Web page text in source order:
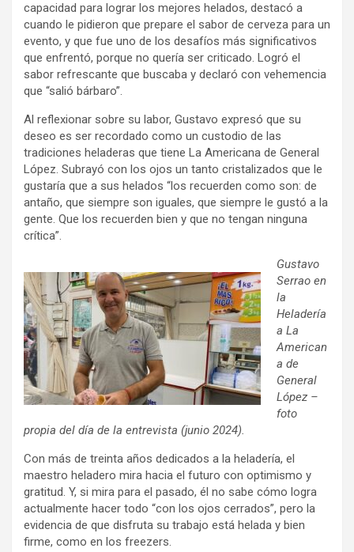
capacidad para lograr los mejores helados, destacó a
cuando le pidieron que prepare el sabor de cerveza para un
evento, y que fue uno de los desafíos más significativos
que enfrentó, porque no quería ser criticado. Logró el
sabor refrescante que buscaba y declaró con vehemencia
que “salió bárbaro”.
Al reflexionar sobre su labor, Gustavo expresó que su
deseo es ser recordado como un custodio de las
tradiciones heladeras que tiene La Americana de General
López. Subrayó con los ojos un tanto cristalizados que le
gustaría que a sus helados “los recuerden como son: de
antaño, que siempre son iguales, que siempre le gustó a la
gente. Que los recuerden bien y que no tengan ninguna
crítica”.
Gustavo
Serrao en
la
Heladería
a La
American
a de
General
López –
foto
propia del día de la entrevista (junio 2024).
Con más de treinta años dedicados a la heladería, el
maestro heladero mira hacia el futuro con optimismo y
gratitud. Y, si mira para el pasado, él no sabe cómo logra
actualmente hacer todo “con los ojos cerrados”, pero la
evidencia de que disfruta su trabajo está helada y bien
firme, como en los freezers.